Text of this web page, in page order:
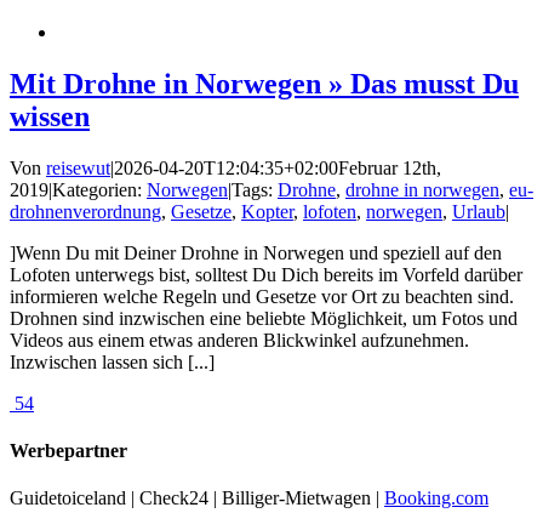
Mit Drohne in Norwegen » Das musst Du
wissen
Von reisewut|2026-04-20T12:04:35+02:00Februar 12th,
2019|Kategorien: Norwegen|Tags: Drohne, drohne in norwegen, eu-
drohnenverordnung, Gesetze, Kopter, lofoten, norwegen, Urlaub|
]Wenn Du mit Deiner Drohne in Norwegen und speziell auf den
Lofoten unterwegs bist, solltest Du Dich bereits im Vorfeld darüber
informieren welche Regeln und Gesetze vor Ort zu beachten sind.
Drohnen sind inzwischen eine beliebte Möglichkeit, um Fotos und
Videos aus einem etwas anderen Blickwinkel aufzunehmen.
Inzwischen lassen sich [...]
54
Werbepartner
Guidetoiceland | Check24 | Billiger-Mietwagen | Booking.com